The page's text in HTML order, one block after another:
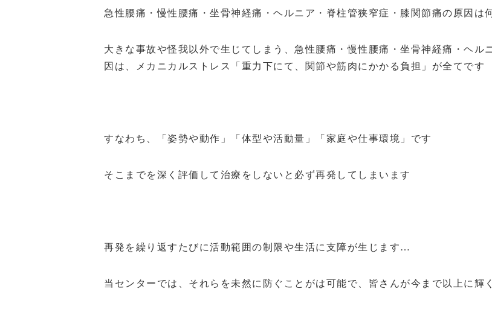
急性腰痛・慢性腰痛・坐骨神経痛・ヘルニア・脊柱管狭窄症・膝関節痛の原因は
大きな事故や怪我以外で生じてしまう、急性腰痛・慢性腰痛・坐骨神経痛・ヘル
因は、メカニカルストレス「重力下にて、関節や筋肉にかかる負担」が全てです
すなわち、「姿勢や動作」「体型や活動量」「家庭や仕事環境」です
そこまでを深く評価して治療をしないと必ず再発してしまいます
再発を繰り返すたびに活動範囲の制限や生活に支障が生じます…
当センターでは、それらを未然に防ぐことがは可能で、皆さんが今まで以上に輝